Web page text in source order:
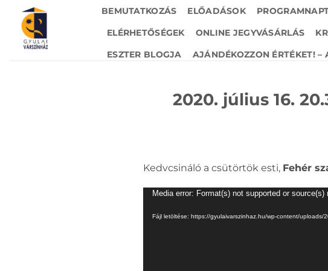
content
BEMUTATKOZÁS ELŐADÁSOK
ELÉRHETŐSÉGEK
ONLINE JEGYVÁSÁRLÁS
ESZTER BLOGJA
AJÁNDÉKOZZON ÉRTÉKET! –
2020. július 16.
Kedvcsináló a csütörtök esti, Fehér
Videólejátszó
Media error: Format(s) not supported or source(s)
Fájl letöltése: https://gyulaivarszinhaz.hu/wp-content/uploads/